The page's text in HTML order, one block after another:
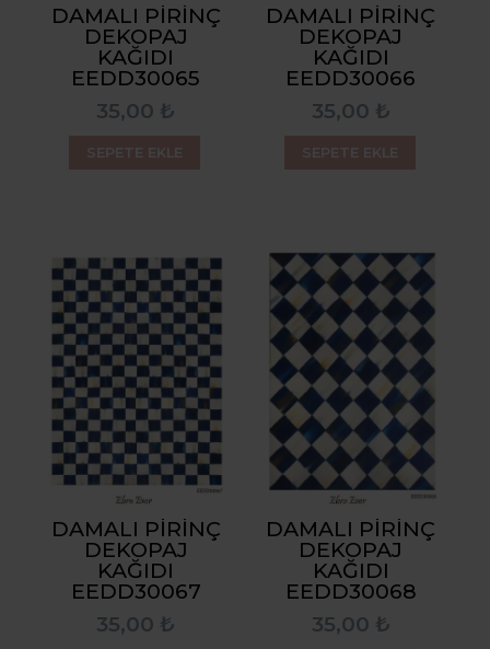
DAMALI PIRINÇ
DEKOPAJ
KAĞIDI
EEDD30065
35,00 ₺
DAMALI PIRINÇ
DEKOPAJ
KAĞIDI
EEDD30066
35,00 ₺
DAMALI PIRINÇ
DEKOPAJ
KAĞIDI
EEDD30067
35,00 ₺
DAMALI PIRINÇ
DEKOPAJ
KAĞIDI
EEDD30068
35,00 ₺